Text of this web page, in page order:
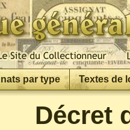
par type Textes de
Décret